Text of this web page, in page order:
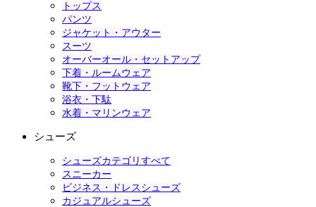
トップス
パンツ
ジャケット・アウター
スーツ
オーバーオール・セットアップ
下着・ルームウェア
靴下・フットウェア
浴衣・下駄
水着・マリンウェア
シューズ
シューズカテゴリすべて
スニーカー
ビジネス・ドレスシューズ
カジュアルシューズ